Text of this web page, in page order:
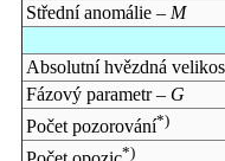
Střední anomálie – M
Absolutní hvězdná
Fázový parametr – G
Počet pozorování*)
*)